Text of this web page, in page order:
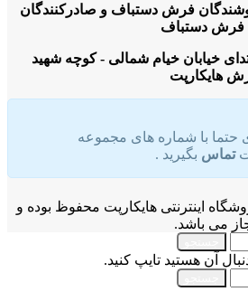
فرش دستباف و صادرکنندگان
فرش دستباف
خیابان خیام شمالی - کوچه شهید
با شماره های مجموعه
تماس بگیرید .
اینترنتی هایکارپت محفوظ بوده و
می باشد.
آن هستید تایپ کنید.